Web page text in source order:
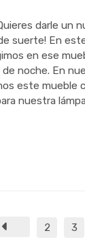
darle un
suerte! En
en ese
noche. En
este mueble
nuestra
2 3